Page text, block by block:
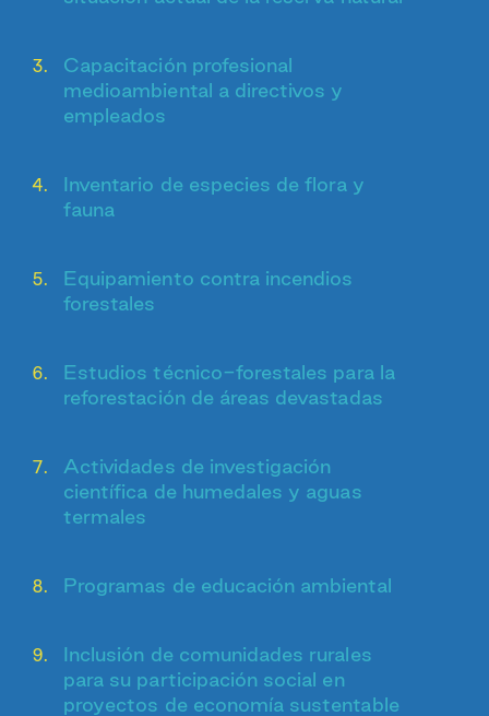
Capacitación profesional
medioambiental a directivos y
empleados
Inventario de especies de flora y
fauna
Equipamiento contra incendios
forestales
Estudios técnico-forestales para la
reforestación de áreas devastadas
Actividades de investigación
científica de humedales y aguas
termales
Programas de educación ambiental
Inclusión de comunidades rurales
para su participación social en
proyectos de economía sustentable